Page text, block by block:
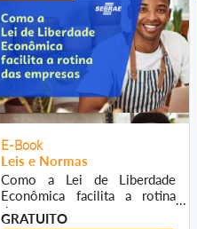
E-Book
Leis e Normas
Como a Lei de Liberdade
Econômica facilita a rotina
das empresas
GRATUITO